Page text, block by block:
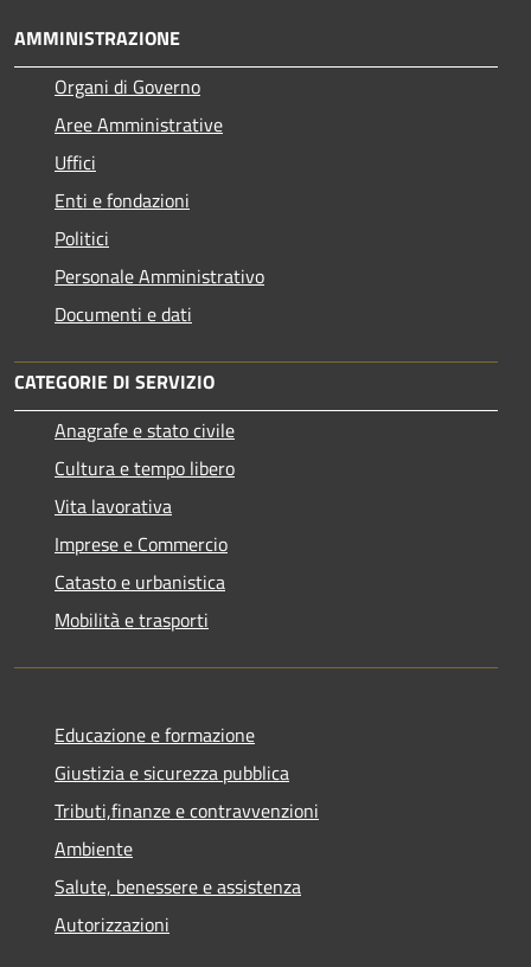
AMMINISTRAZIONE
Organi di Governo
Aree Amministrative
Uffici
Enti e fondazioni
Politici
Personale Amministrativo
Documenti e dati
CATEGORIE DI SERVIZIO
Anagrafe e stato civile
Cultura e tempo libero
Vita lavorativa
Imprese e Commercio
Catasto e urbanistica
Mobilità e trasporti
Educazione e formazione
Giustizia e sicurezza pubblica
Tributi,finanze e contravvenzioni
Ambiente
Salute, benessere e assistenza
Autorizzazioni